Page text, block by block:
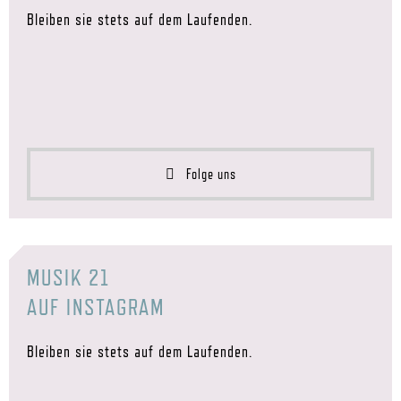
Bleiben sie stets auf dem Laufenden.
Folge uns
MUSIK 21
AUF INSTAGRAM
Bleiben sie stets auf dem Laufenden.